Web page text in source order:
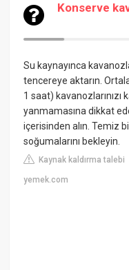
Konserve
Su kaynayınca
tencereye aktarın.
1 saat) kavanozlarınızı
yanmamasına dikkat
içerisinden alın. Temiz
soğumalarını bekleyin.
Kaynak kaldırma talebi
yemek.com